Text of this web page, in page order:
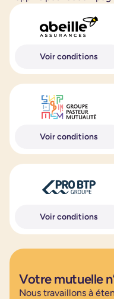
Voir conditions
Voir conditions
Voir conditions
Votre mutuelle
Nous travaillons à